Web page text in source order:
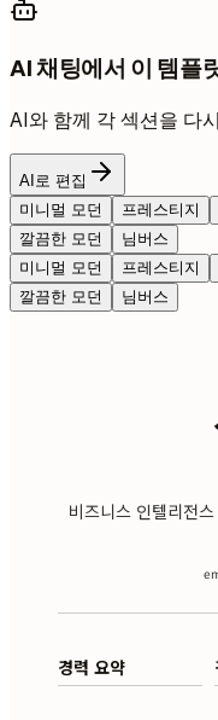
AI 채팅에서 이 템플
AI와 함께 각 섹션을 다
AI로 편집
미니멀 모던
프레스티지
깔끔한 모던
님버스
미니멀 모던
프레스티지
깔끔한 모던
님버스
비즈니스 인텔리전
경력 요약